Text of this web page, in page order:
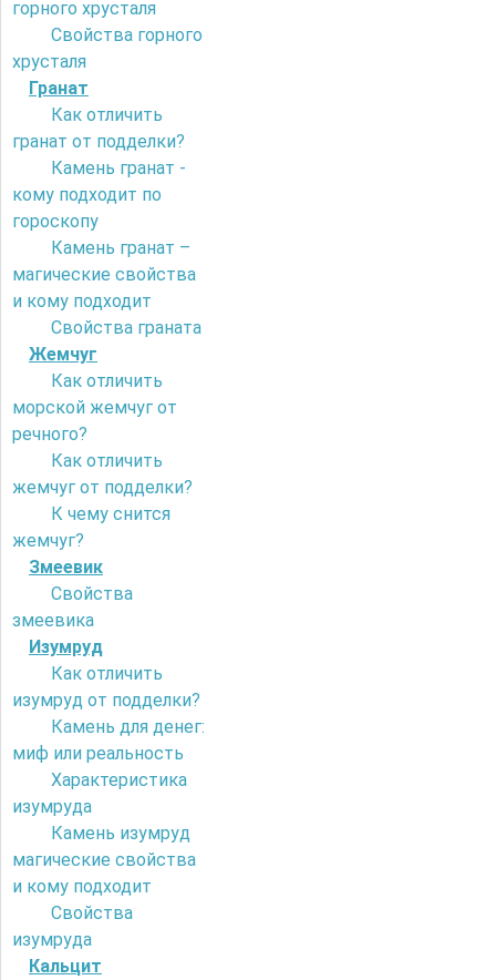
горного хрусталя
Свойства горного
хрусталя
Гранат
Как отличить
гранат от подделки?
Камень гранат -
кому подходит по
гороскопу
Камень гранат –
магические свойства
и кому подходит
Свойства граната
Жемчуг
Как отличить
морской жемчуг от
речного?
Как отличить
жемчуг от подделки?
К чему снится
жемчуг?
Змеевик
Свойства
змеевика
Изумруд
Как отличить
изумруд от подделки?
Камень для денег:
миф или реальность
Характеристика
изумруда
Камень изумруд
магические свойства
и кому подходит
Свойства
изумруда
Кальцит